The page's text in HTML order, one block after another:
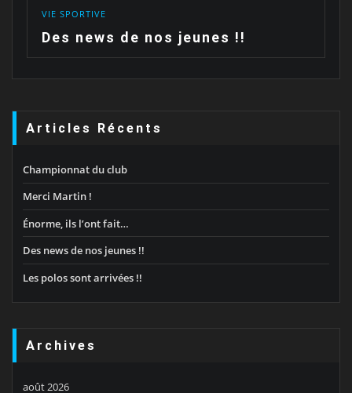
VIE SPORTIVE
Des news de nos jeunes !!
Articles Récents
Championnat du club
Merci Martin !
Énorme, ils l’ont fait…
Des news de nos jeunes !!
Les polos sont arrivées !!
Archives
août 2026